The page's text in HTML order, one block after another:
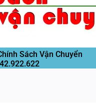
Sách Vận Chuyển